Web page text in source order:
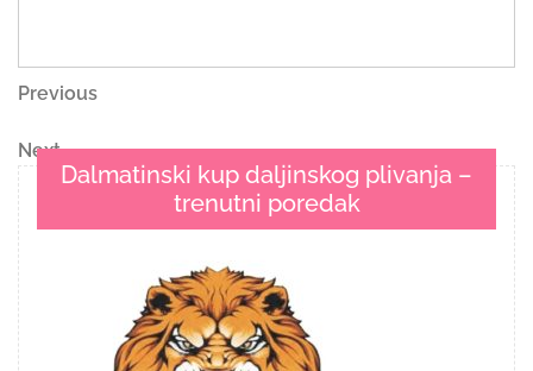
Navigacija
objava
Previous
Previous
Next
Post
Next
Dalmatinski kup daljinskog plivanja –
trenutni poredak